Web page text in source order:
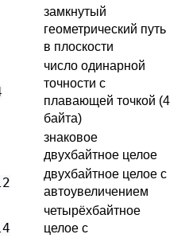
замкнутый
геометрический путь
в плоскости
число одинарной
точности с
плавающей точкой (4
байта)
знаковое
двухбайтное целое
двухбайтное целое с
автоувеличением
четырёхбайтное
целое с